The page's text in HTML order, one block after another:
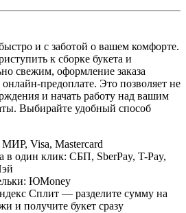
и с заботой о вашем комфорте.
к сборке букета и
свежим, оформление заказа
предоплате. Это позволяет не
и начать работу над вашим
Выбирайте удобный способ
МИР, Visa, Mastercard
в один клик: СБП, SberPay, T-Pay,
ЮMoney
Сплит — разделите сумму на
и получите букет сразу